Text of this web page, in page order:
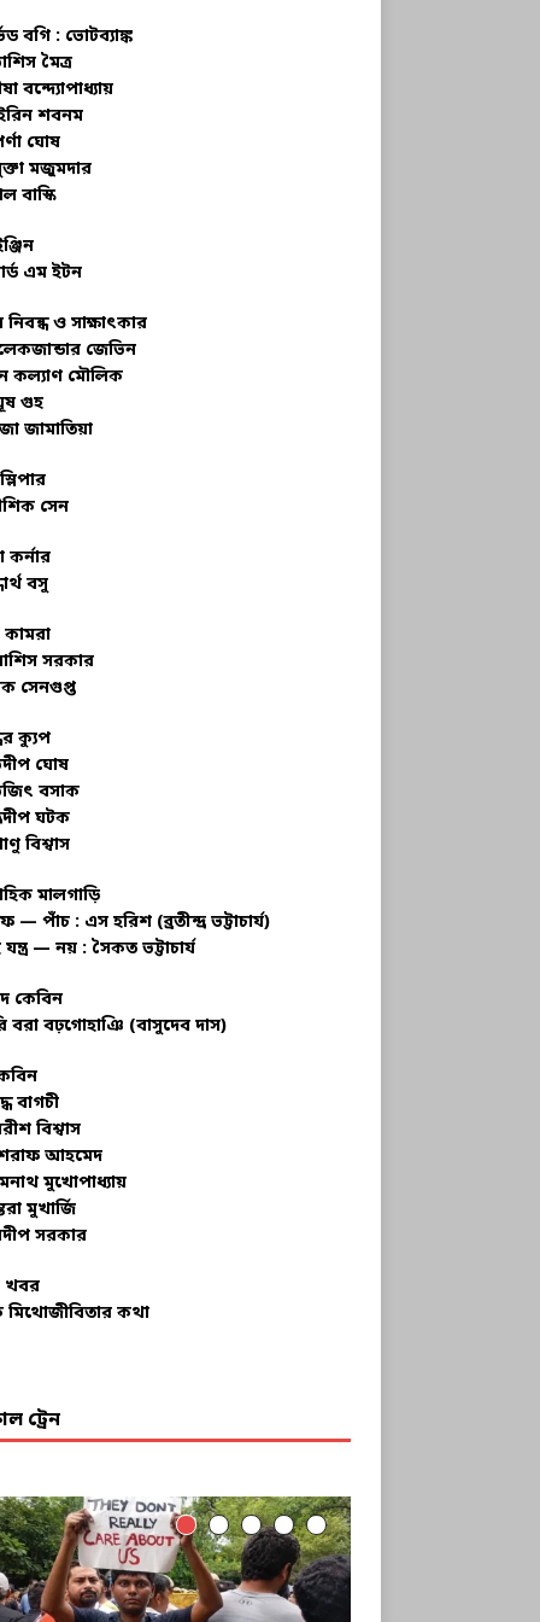
বগি : ভোটব্যাঙ্ক
মৈত্র
বন্দ্যোপাধ্যায়
শবনম
ঘোষ
মজুমদার
বাস্কি
এম ইটন
নিবন্ধ ও সাক্ষাৎকার
জেভিন
কল্যাণ মৌলিক
গুহ
জামাতিয়া
সেন
কর্নার
বসু
কামরা
সরকার
সেনগুপ্ত
ক্যুপ
ঘোষ
বসাক
ঘটক
বিশ্বাস
মালগাড়ি
— পাঁচ : এস হরিশ (ব্রতীন্দ্র ভট্টাচার্য)
যন্ত্র — নয় : সৈকত ভট্টাচার্য
কেবিন
বরা বঢ়গোহাঞি (বাসুদেব দাস)
বাগচী
বিশ্বাস
আহমেদ
মুখোপাধ্যায়
মুখার্জি
সরকার
খবর
কথা
ট্রেন